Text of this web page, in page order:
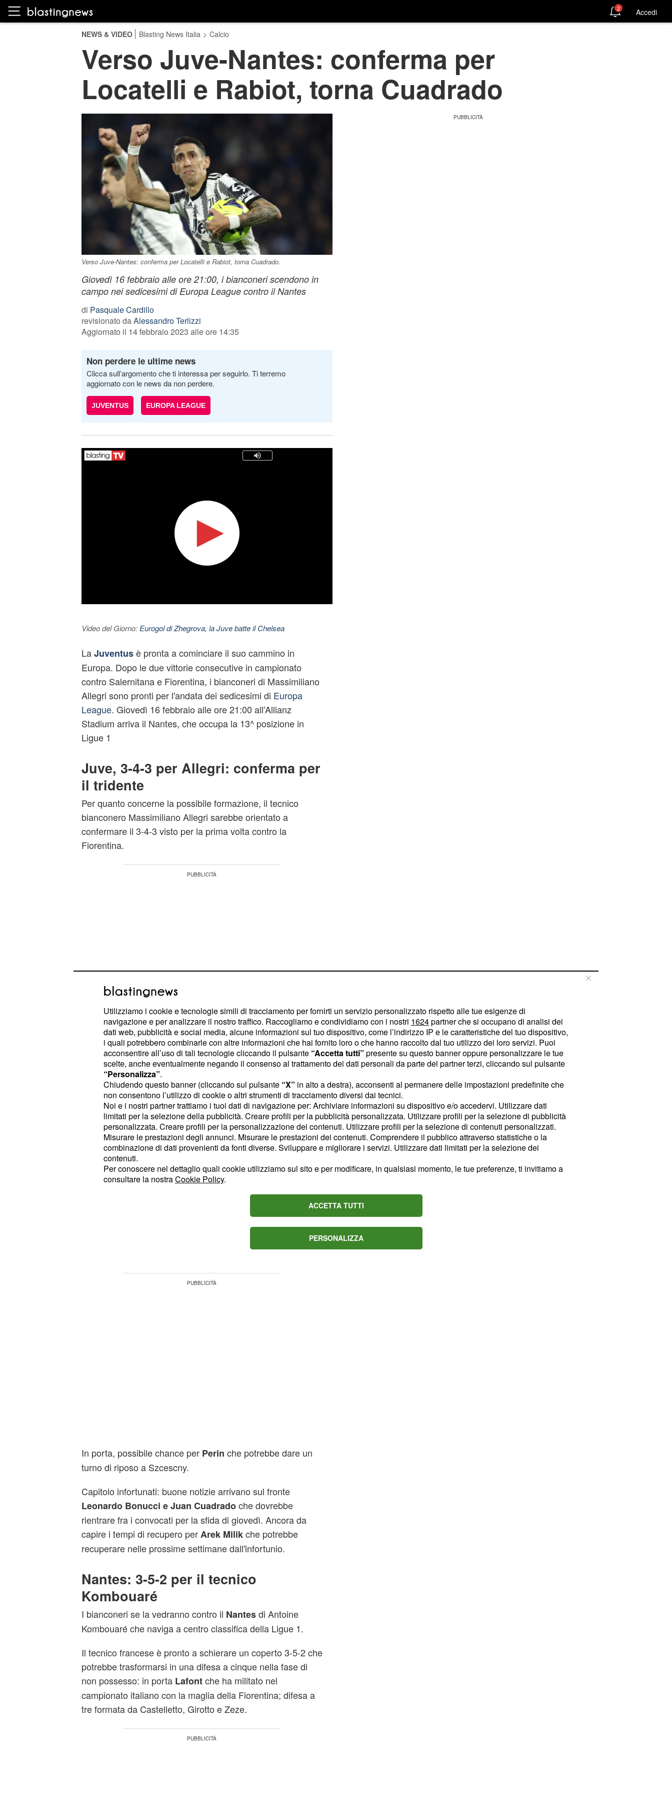
2 Accedi
NEWS & VIDEO Blasting News Italia > Calcio
Verso Juve-Nantes: conferma per
Locatelli e Rabiot, torna Cuadrado
Verso Juve-Nantes: conferma per Locatelli e Rabiot, torna Cuadrado.
Giovedì 16 febbraio alle ore 21:00, i bianconeri scendono in
campo nei sedicesimi di Europa League contro il Nantes
di Pasquale Cardillo
revisionato daAlessandro Terlizzi
Aggiornato il 14 febbraio 2023 alle ore 14:35
Non perdere le ultime news
Clicca sull’argomento che ti interessa per seguirlo. Ti terremo
aggiornato con le news da non perdere.
JUVENTUS EUROPA LEAGUE
Video del Giorno: Eurogol di Zhegrova, la Juve batte il Chelsea
LaJuventusè pronta a cominciare il suo cammino in
Europa. Dopo le due vittorie consecutive in campionato
contro Salernitana e Fiorentina, i bianconeri di Massimiliano
Allegri sono pronti per l'andata dei sedicesimi di Europa
League. Giovedì 16 febbraio alle ore 21:00 all'Allianz
Stadium arriva il Nantes, che occupa la 13^ posizione in
Ligue 1
Juve, 3-4-3 per Allegri: conferma per
il tridente
Per quanto concerne la possibile formazione, il tecnico
bianconero Massimiliano Allegri sarebbe orientato a
confermare il 3-4-3 visto per la prima volta contro la
Fiorentina.
Infatti, dovrebbero partire ancora dal 1'minutoAngel Di
Maria,Dusan VlahoviceFederico Chiesache
comporranno il reparto offensivo della Vecchia Signora;
dalla panchina dovrebbe partire Moise Kean che potrebbe
entrare a gara in corso. Una conferma importante per Max
Allegri che vuole puntare sulla fantasia, personalità e senso
del gol dei tre attaccanti per avvicinare la qualificazione alla
fase finale della competizione.
A centrocampo, conferma per il tandem formato da
Locatelli e Rabiotin vantaggio rispetto a Paredes e Fagioli,
Kostic e De
, che sarà squalificato in
In porta, possibile chance per Perin che potrebbe dare un
turno di riposo a Szcescny.
Capitolo infortunati: buone notizie arrivano sul fronte
Leonardo Bonucci e Juan Cuadradoche dovrebbe
rientrare fra i convocati per la sfida di giovedì. Ancora da
capire i tempi di recupero perArek Milikche potrebbe
recuperare nelle prossime settimane dall'infortunio.
Nantes: 3-5-2 per il tecnico
Kombouaré
I bianconeri se la vedranno contro il Nantesdi Antoine
Kombouaré che naviga a centro classifica della Ligue 1.
Il tecnico francese è pronto a schierare un coperto 3-5-2 che
potrebbe trasformarsi in una difesa a cinque nella fase di
non possesso: in porta Lafontche ha militato nel
campionato italiano con la maglia della Fiorentina; difesa a
tre formata da Castelletto, Girotto e Zeze.
Utilizziamo i cookie e tecnologie simili di tracciamento per fornirti un servizio personalizzato rispetto alle tue esigenze di
navigazione e per analizzare il nostro traffico. Raccogliamo e condividiamo con i nostri 1624partner che si occupano di analisi dei
dati web, pubblicità e social media, alcune informazioni sul tuo dispositivo, come l’indirizzo IP e le caratteristiche del tuo dispositivo,
i quali potrebbero combinarle con altre informazioni che hai fornito loro o che hanno raccolto dal tuo utilizzo dei loro servizi. Puoi
acconsentire all’uso di tali tecnologie cliccando il pulsante “Accetta tutti” presente su questo banner oppure personalizzare le tue
scelte, anche eventualmente negando il consenso al trattamento dei dati personali da parte dei partner terzi, cliccando sul pulsante
“Personalizza”.
Chiudendo questo banner (cliccando sul pulsante “X” in alto a destra), acconsenti al permanere delle impostazioni predefinite che
non consentono l’utilizzo di cookie o altri strumenti di tracciamento diversi dai tecnici.
Noi e i nostri partner trattiamo i tuoi dati di navigazione per: Archiviare informazioni su dispositivo e/o accedervi. Utilizzare dati
limitati per la selezione della pubblicità. Creare profili per la pubblicità personalizzata. Utilizzare profili per la selezione di pubblicità
personalizzata. Creare profili per la personalizzazione dei contenuti. Utilizzare profili per la selezione di contenuti personalizzati.
Misurare le prestazioni degli annunci. Misurare le prestazioni dei contenuti. Comprendere il pubblico attraverso statistiche o la
combinazione di dati provenienti da fonti diverse. Sviluppare e migliorare i servizi. Utilizzare dati limitati per la selezione dei
contenuti.
Per conoscere nel dettaglio quali cookie utilizziamo sul sito e per modificare, in qualsiasi momento, le tue preferenze, ti invitiamo a
consultare la nostraCookie Policy.
ACCETTA TUTTI
PERSONALIZZA